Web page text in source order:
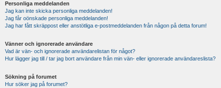
Personliga meddelanden
Jag kan inte skicka personliga meddelanden!
Jag får oönskade personliga meddelanden!
Jag har fått skräppost eller anstötliga e-postmeddelanden från någon på detta forum!
Vänner och ignorerade användare
Vad är vän- och ignorerade användarelistan för något?
Hur lägger jag till / tar jag bort användare från min vän- eller ignorerade användareslista?
Sökning på forumet
Hur söker jag på forumet?